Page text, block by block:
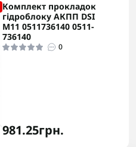
Комплект прокладок
гідроблоку АКПП DSI
M11 0511736140 0511-
736140
0
981.25грн.